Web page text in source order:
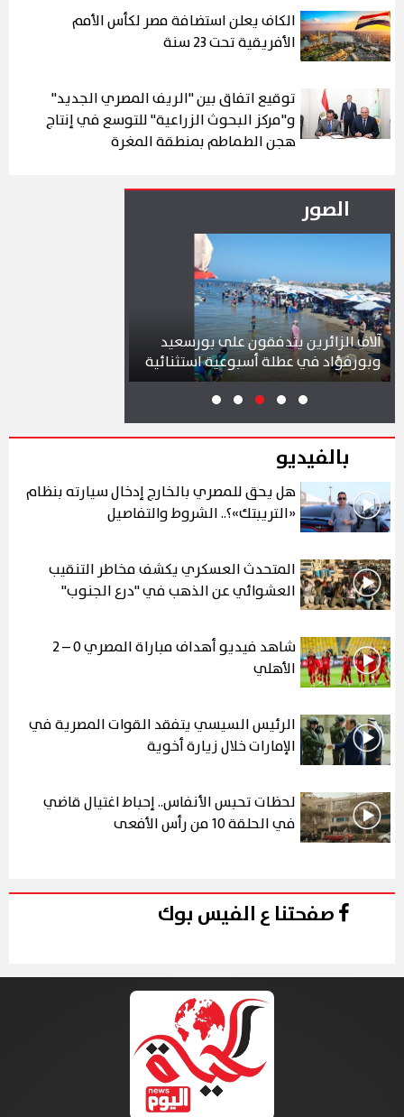
الكاف يعلن استضافة مصر لكأس الأمم
الأفريقية تحت 23 سنة
توقيع اتفاق بين "الريف المصري الجديد"
و"مركز البحوث الزراعية" للتوسع في إنتاج
هجن الطماطم بمنطقة المغرة
الصور
الزائرين يتدفقون على بورسعيد
في عطلة أسبوعية استثنائية
بالفيديو
هل يحق للمصري بالخارج إدخال سيارته بنظام
«التريبتك»؟.. الشروط والتفاصيل
المتحدث العسكري يكشف مخاطر التنقيب
العشوائي عن الذهب في "درع الجنوب"
شاهد فيديو أهداف مباراة المصري 0 – 2
الأهلي
الرئيس السيسي يتفقد القوات المصرية في
الإمارات خلال زيارة أخوية
لحظات تحبس الأنفاس.. إحباط اغتيال قاضي
في الحلقة 10 من رأس الأفعى
صفحتنا ع الفيس بوك